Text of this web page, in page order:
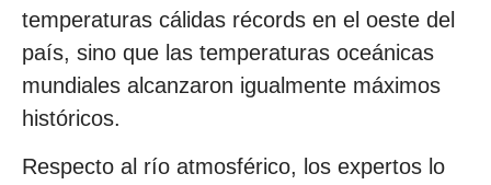
temperaturas cálidas récords en el oeste del
país, sino que las temperaturas oceánicas
mundiales alcanzaron igualmente máximos
históricos.
Respecto al río atmosférico, los expertos lo